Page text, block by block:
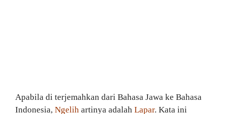
Apabila di terjemahkan dari Bahasa Jawa ke Bahasa
Indonesia, Ngelih artinya adalah Lapar. Kata ini